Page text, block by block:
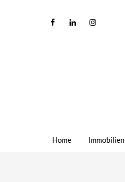
Home Immobilien